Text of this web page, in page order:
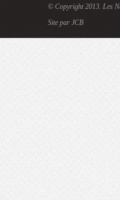
© Copyright 2013. Les
Site par JCB